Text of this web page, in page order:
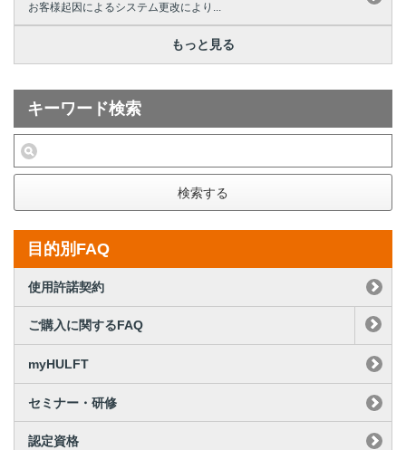
お客様起因によるシステム更改により...
もっと見る
キーワード検索
検索する
目的別FAQ
使用許諾契約
ご購入に関するFAQ
myHULFT
セミナー・研修
認定資格